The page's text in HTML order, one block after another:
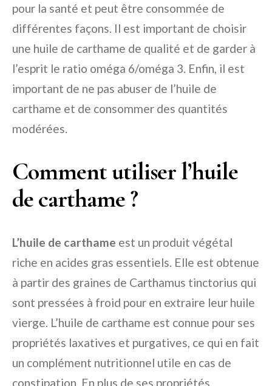
pour la santé et peut être consommée de
différentes façons. Il est important de choisir
une huile de carthame de qualité et de garder à
l’esprit le ratio oméga 6/oméga 3. Enfin, il est
important de ne pas abuser de l’huile de
carthame et de consommer des quantités
modérées.
Comment utiliser l’huile
de carthame ?
L’huile de carthame est un produit végétal
riche en acides gras essentiels. Elle est obtenue
à partir des graines de Carthamus tinctorius qui
sont pressées à froid pour en extraire leur huile
vierge. L’huile de carthame est connue pour ses
propriétés laxatives et purgatives, ce qui en fait
un complément nutritionnel utile en cas de
constipation. En plus de ses propriétés